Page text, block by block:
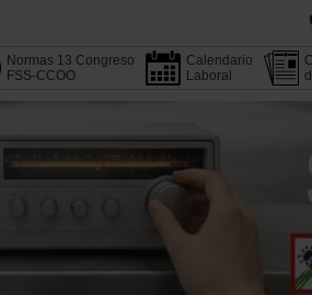
Normas 13 Congreso
FSS-CCOO
Calendario
Laboral